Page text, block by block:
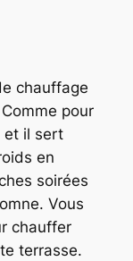
chauffage
pour
et il sert
en
soirées
Vous
chauffer
terrasse.